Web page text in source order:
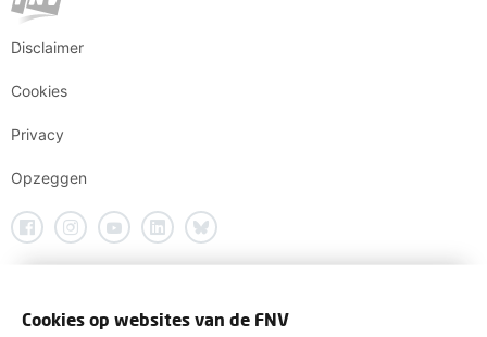
Disclaimer
Cookies
Privacy
Opzeggen
Cookies op websites van de FNV